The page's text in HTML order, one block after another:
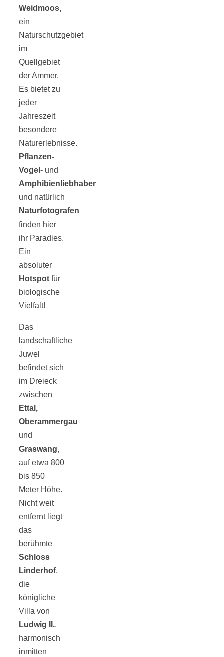
Weidmoos,
ein
Naturschutzgebiet
im
Quellgebiet
der Ammer.
Es bietet zu
jeder
Jahreszeit
besondere
Naturerlebnisse.
Pflanzen-
Vogel- und
Amphibienliebhaber
und natürlich
Naturfotografen
finden hier
ihr Paradies.
Ein
absoluter
Hotspot für
biologische
Vielfalt!
Das
landschaftliche
Juwel
befindet sich
im Dreieck
zwischen
Ettal,
Oberammergau
und
Graswang,
auf etwa 800
bis 850
Meter Höhe.
Nicht weit
entfernt liegt
das
berühmte
Schloss
Linderhof,
die
königliche
Villa von
Ludwig II.,
harmonisch
inmitten